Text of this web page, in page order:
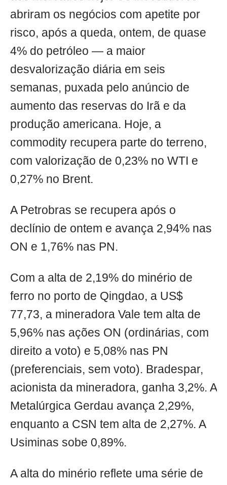
abriram os negócios com apetite por
risco, após a queda, ontem, de quase
4% do petróleo — a maior
desvalorização diária em seis
semanas, puxada pelo anúncio de
aumento das reservas do Irã e da
produção americana. Hoje, a
commodity recupera parte do terreno,
com valorização de 0,23% no WTI e
0,27% no Brent.
A Petrobras se recupera após o
declínio de ontem e avança 2,94% nas
ON e 1,76% nas PN.
Com a alta de 2,19% do minério de
ferro no porto de Qingdao, a US$
77,73, a mineradora Vale tem alta de
5,96% nas ações ON (ordinárias, com
direito a voto) e 5,08% nas PN
(preferenciais, sem voto). Bradespar,
acionista da mineradora, ganha 3,2%. A
Metalúrgica Gerdau avança 2,29%,
enquanto a CSN tem alta de 2,27%. A
Usiminas sobe 0,89%.
A alta do minério reflete uma série de